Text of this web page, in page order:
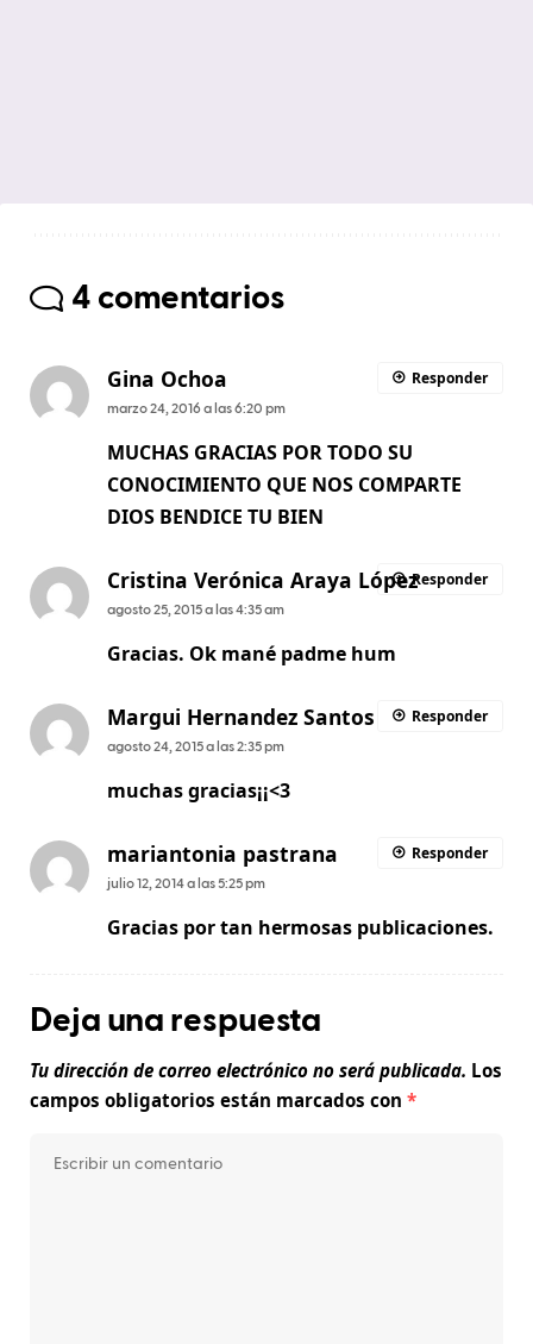
4 comentarios
Gina Ochoa
marzo 24, 2016 a las 6:20 pm
MUCHAS GRACIAS POR TODO SU
CONOCIMIENTO QUE NOS COMPARTE
DIOS BENDICE TU BIEN
Responder
Cristina Verónica Araya López
agosto 25, 2015 a las 4:35 am
Gracias. Ok mané padme hum
Responder
Margui Hernandez Santos
agosto 24, 2015 a las 2:35 pm
muchas gracias¡¡<3
Responder
mariantonia pastrana
julio 12, 2014 a las 5:25 pm
Gracias por tan hermosas publicaciones.
Responder
Deja una respuesta
Tu dirección de correo electrónico no será publicada. Los
campos obligatorios están marcados con *